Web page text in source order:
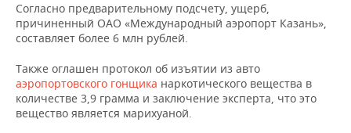
ВОЛЕЙБОЛ
ФИГУРНОЕ КАТАНИЕ
ИСТОРИЯ
МЕДИЦИНА
СПИСОК ПЕРСОН
ПОЛНАЯ ВЕРСИЯ
Согласно предварительному подсчету, ущерб,
причиненный ОАО «Международный аэропорт Казань»,
составляет более 6 млн рублей.
Также оглашен протокол об изъятии из авто
аэропортовского гонщика наркотического вещества в
количестве 3,9 грамма и заключение эксперта, что это
вещество является марихуаной.